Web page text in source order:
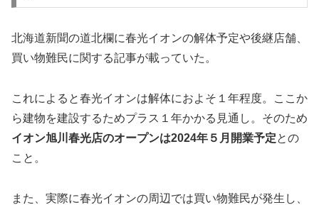
北海道新聞の道北欄に春光イオンの解体予定や後継店舗、
買い物難民に関する記事が載っていた。
これによると春光イオンは解体におよそ１年程度。ここか
ら建物を建設するためプラス１年かかる見通し。そのため
イオン旭川春光店のオープンは2024年５月開業予定との
こと。
また、実際に春光イオンの周辺では買い物難民が発生し、